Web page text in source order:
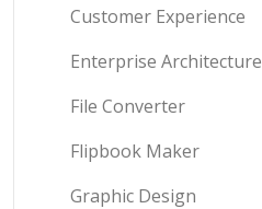
Customer Experience
Enterprise Architecture
File Converter
Flipbook Maker
Graphic Design